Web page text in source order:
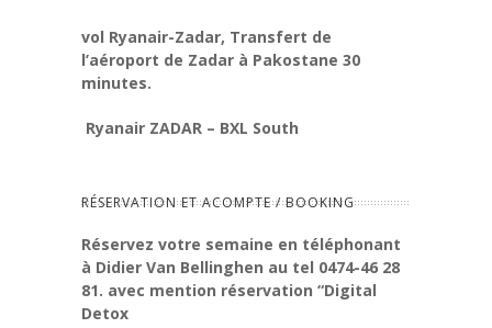
vol Ryanair-Zadar, Transfert de
l’aéroport de Zadar à Pakostane 30
minutes.
Ryanair ZADAR – BXL South
RÉSERVATION ET ACOMPTE / BOOKING
Réservez votre semaine en téléphonant
à Didier Van Bellinghen au tel 0474-46 28
81. avec mention réservation “Digital
Detox